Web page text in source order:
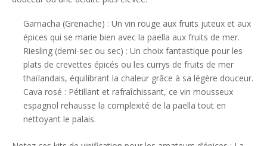
Garnacha (Grenache) : Un vin rouge aux fruits juteux et aux
épices qui se marie bien avec la paella aux fruits de mer.
Riesling (demi-sec ou sec) : Un choix fantastique pour les
plats de crevettes épicés ou les currys de fruits de mer
thaïlandais, équilibrant la chaleur grâce à sa légère douceur.
Cava rosé : Pétillant et rafraîchissant, ce vin mousseux
espagnol rehausse la complexité de la paella tout en
nettoyant le palais.